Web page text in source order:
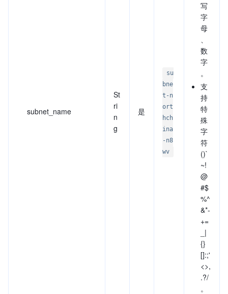
subnet_name
St
ri
n
g
是
su
bne
t-n
ort
hch
ina
-n8
wv
写
字
母
数
字
。
支
持
特
殊
字
符
()`
~!
@
#$
%^
&*-
+=
_|
{}
[]:;'
<>,
.?/
。